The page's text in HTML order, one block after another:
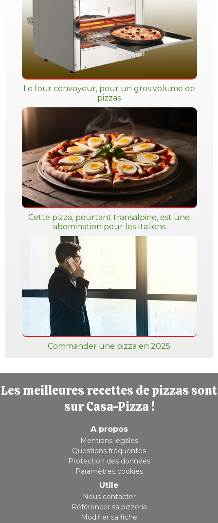
Le four convoyeur, pour un gros volume de
pizzas
Cette pizza, pourtant transalpine, est une
abomination pour les Italiens
Commander une pizza en 2025
Les meilleures recettes de pizzas sont
sur Casa-Pizza !
A propos
Mentions légales
Questions fréquentes
Protection des données
Paramètres cookies
Utile
Nous contacter
Référencer sa pizzeria
Modifier sa fiche